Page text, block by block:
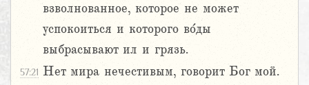
взволнованное, которое не может
успокоиться и которого во́ды
выбрасывают ил и грязь.
57:21 Нет мира нечестивым, говорит Бог мой.